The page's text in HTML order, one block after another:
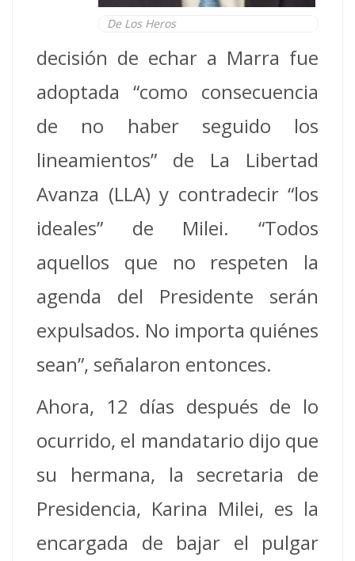
De Los Heros
decisión de echar a Marra fue
adoptada “como consecuencia
de no haber seguido los
lineamientos” de La Libertad
Avanza (LLA) y contradecir “los
ideales” de Milei. “Todos
aquellos que no respeten la
agenda del Presidente serán
expulsados. No importa quiénes
sean”, señalaron entonces.
Ahora, 12 días después de lo
ocurrido, el mandatario dijo que
su hermana, la secretaria de
Presidencia, Karina Milei, es la
encargada de bajar el pulgar